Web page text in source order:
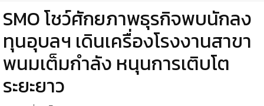
SMO โชว์ศักยภาพธุรกิจพบนักลง
ทุนอุบลฯ เดินเครื่องโรงงานสาขา
พนมเต็มกำลัง หนุนการเติบโต
ระยะยาว